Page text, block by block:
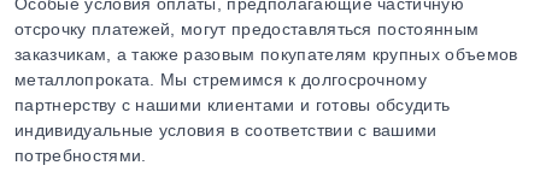
отсрочку платежей, могут предоставляться постоянным
заказчикам, а также разовым покупателям крупных объемов
металлопроката. Мы стремимся к долгосрочному
партнерству с нашими клиентами и готовы обсудить
индивидуальные условия в соответствии с вашими
потребностями.